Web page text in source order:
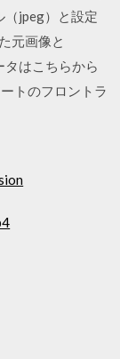
（jpeg）と設定
元画像と
タはこちらから
トのフロントラ